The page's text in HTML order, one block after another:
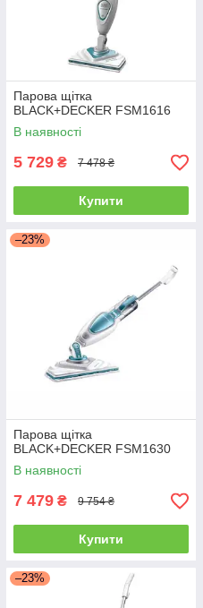
Парова щітка
BLACK+DECKER FSM1616
В наявності
5 729 ₴ 7 478 ₴
Купити
–23%
Парова щітка
BLACK+DECKER FSM1630
В наявності
7 479 ₴ 9 754 ₴
Купити
–23%